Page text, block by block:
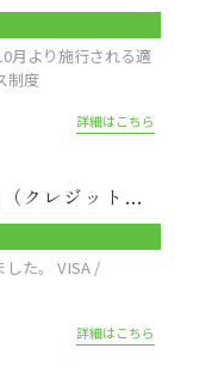
月より施行される適
制度
詳細はこちら
PayCAS Mobile導入しました（クレジットカード、QRコード決済に対応）
した。 VISA /
詳細はこちら